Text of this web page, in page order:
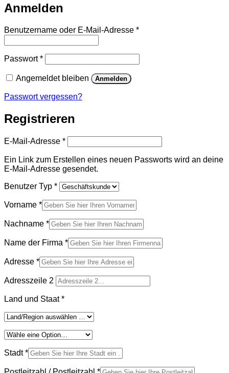
Anmelden
Benutzername oder E-Mail-Adresse *Erforderlich
Passwort*Erforderlich
Angemeldet bleiben Anmelden
Passwort vergessen?
Registrieren
E-Mail-Adresse *Erforderlich
Ein Link zum Erstellen eines neuen Passworts wird an deine
E-Mail-Adresse gesendet.
Benutzer Typ *
Vorname *
Nachname *
Name der Firma *
Adresse *
Adresszeile 2
Land und Staat*
Stadt*